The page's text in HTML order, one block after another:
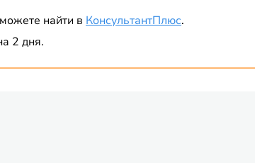
найти в КонсультантПлюс.
2 дня.